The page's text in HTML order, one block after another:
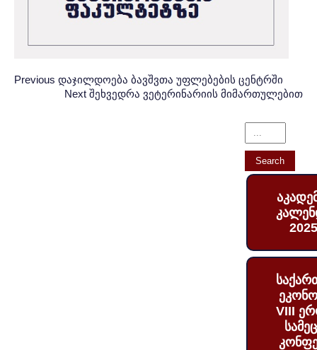
Post
navigation
პოსტის
ნავიგაცია
Previous Previous
Post:
დაჯილდოება ბავშვთა უფლებების ცენტრში
Next Next
შეხვედრა ვეტერინარიის მიმართულებით
VIII